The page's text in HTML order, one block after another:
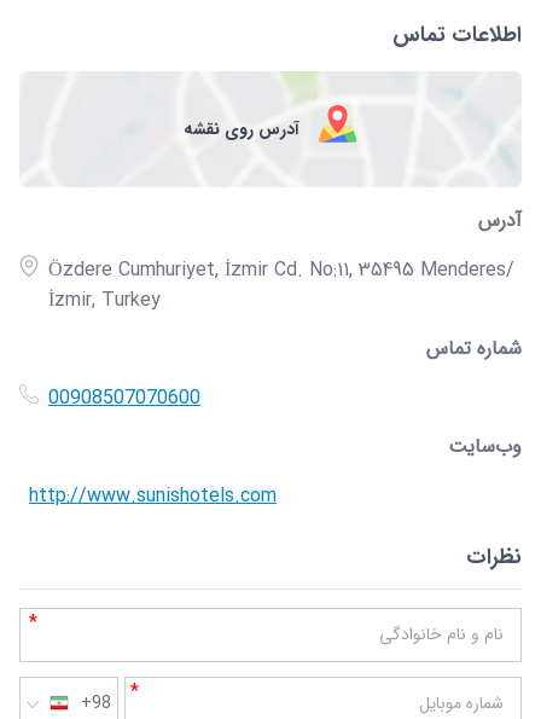
اطلاعات تماس
آدرس روی نقشه
آدرس
Özdere Cumhuriyet, İzmir Cd. No:11, 35495 Menderes/
İzmir, Turkey
شماره تماس
00908507070600
وب‌سایت
http://www.sunishotels.com
نظرات
نام و نام خانوادگی *
+98 شماره موبایل *